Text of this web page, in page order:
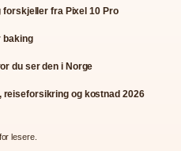
forskjeller fra Pixel 10 Pro
baking
du ser den i Norge
reiseforsikring og kostnad 2026
lesere.